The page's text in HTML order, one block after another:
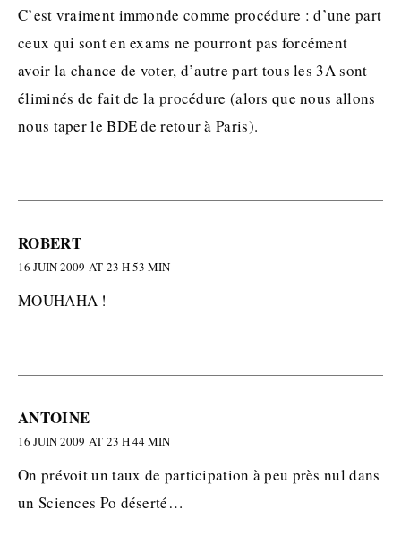
C’est vraiment immonde comme procédure : d’une part
ceux qui sont en exams ne pourront pas forcément
avoir la chance de voter, d’autre part tous les 3A sont
éliminés de fait de la procédure (alors que nous allons
nous taper le BDE de retour à Paris).
ROBERT
16 JUIN 2009 AT 23 H 53 MIN
MOUHAHA !
ANTOINE
16 JUIN 2009 AT 23 H 44 MIN
On prévoit un taux de participation à peu près nul dans
un Sciences Po déserté…